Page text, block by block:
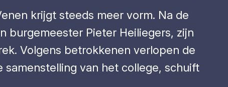
krijgt steeds meer vorm. Na de
burgemeester Pieter Heiliegers, zijn
Volgens betrokkenen verlopen de
van het college, schuift